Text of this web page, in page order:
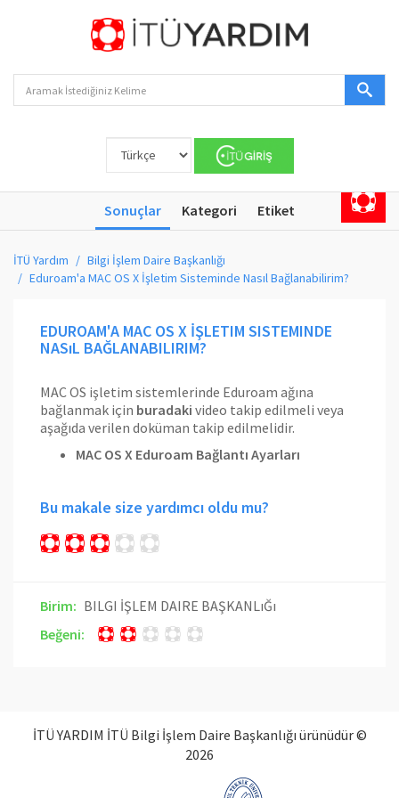
Sonuçlar Kategori Etiket
İTÜ Yardım
Bilgi İşlem Daire Başkanlığı
Eduroam'a MAC OS X İşletim Sisteminde Nasıl Bağlanabilirim?
EDUROAM'A MAC OS X İŞLETIM SISTEMINDE
NASıL BAĞLANABILIRIM?
MAC OS işletim sistemlerinde Eduroam ağına
bağlanmak için buradaki video takip edilmeli veya
aşağıda verilen doküman takip edilmelidir.
MAC OS X Eduroam Bağlantı Ayarları
Bu makale size yardımcı oldu mu?
Birim: BILGI İŞLEM DAIRE BAŞKANLıĞı
Beğeni:
İTÜ YARDIM İTÜ Bilgi İşlem Daire Başkanlığı ürünüdür ©
2026